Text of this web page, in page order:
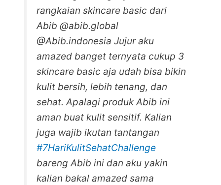
rangkaian skincare basic dari
Abib @abib.global
@Abib.indonesia Jujur aku
amazed banget ternyata cukup 3
skincare basic aja udah bisa bikin
kulit bersih, lebih tenang, dan
sehat. Apalagi produk Abib ini
aman buat kulit sensitif. Kalian
juga wajib ikutan tantangan
#7HariKulitSehatChallenge
bareng Abib ini dan aku yakin
kalian bakal amazed sama